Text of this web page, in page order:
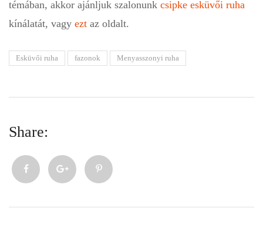
témában, akkor ajánljuk szalonunk csipke esküvői ruha
kínálatát, vagy ezt az oldalt.
Esküvői ruha fazonok Menyasszonyi ruha
Share: